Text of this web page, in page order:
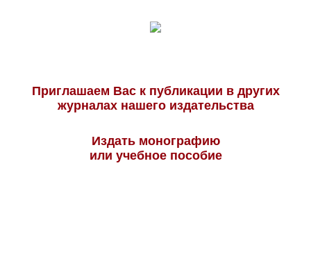
Приглашаем Вас к публикации в других
журналах нашего издательства
Издать монографию
или учебное пособие